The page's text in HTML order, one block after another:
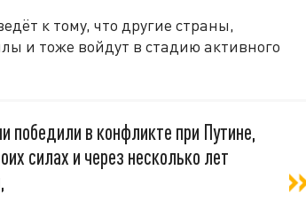
к тому, что другие страны,
и тоже войдут в стадию активного
победили в конфликте при Путине,
силах и через несколько лет